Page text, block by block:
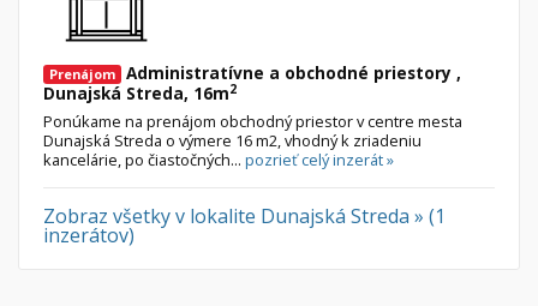
Prenájom Administratívne a obchodné priestory ,
Dunajská Streda, 16m2
Ponúkame na prenájom obchodný priestor v centre mesta
Dunajská Streda o výmere 16 m2, vhodný k zriadeniu
kancelárie, po čiastočných... pozrieť celý inzerát »
Zobraz všetky v lokalite Dunajská Streda » (1
inzerátov)